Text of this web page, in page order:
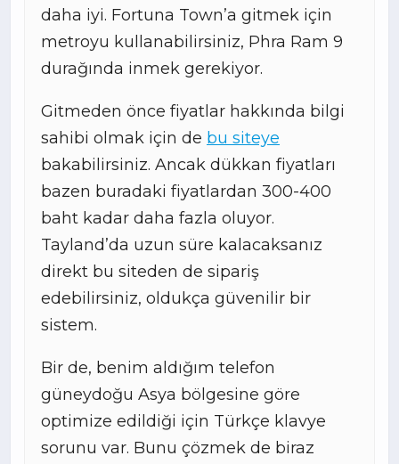
daha iyi. Fortuna Town’a gitmek için
metroyu kullanabilirsiniz, Phra Ram 9
durağında inmek gerekiyor.
Gitmeden önce fiyatlar hakkında bilgi
sahibi olmak için de bu siteye
bakabilirsiniz. Ancak dükkan fiyatları
bazen buradaki fiyatlardan 300-400
baht kadar daha fazla oluyor.
Tayland’da uzun süre kalacaksanız
direkt bu siteden de sipariş
edebilirsiniz, oldukça güvenilir bir
sistem.
Bir de, benim aldığım telefon
güneydoğu Asya bölgesine göre
optimize edildiği için Türkçe klavye
sorunu var. Bunu çözmek de biraz